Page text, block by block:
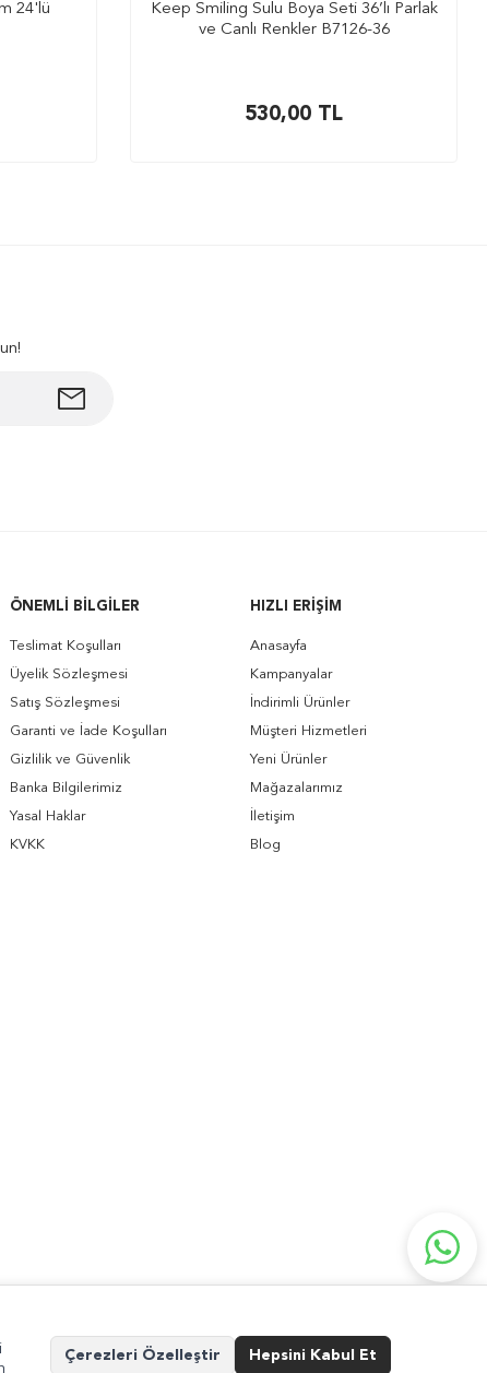
24'lü
Keep Smiling Sulu Boya Seti 36’lı Parlak
ve Canlı Renkler B7126-36
530,00 TL
ÖNEMLI BILGILER
Teslimat Koşulları
Üyelik Sözleşmesi
Satış Sözleşmesi
Garanti ve İade Koşulları
Gizlilik ve Güvenlik
Banka Bilgilerimiz
Yasal Haklar
KVKK
HIZLI ERIŞIM
Anasayfa
Kampanyalar
İndirimli Ürünler
Müşteri Hizmetleri
Yeni Ürünler
Mağazalarımız
İletişim
Blog
İçin internet@guvensanat.com
Çerezleri Özelleştir Hepsini Kabul Et